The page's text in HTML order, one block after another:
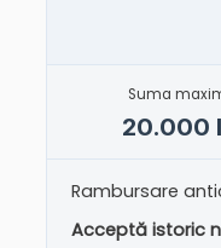
Suma
20.000
Rambursare
Acceptă istoric